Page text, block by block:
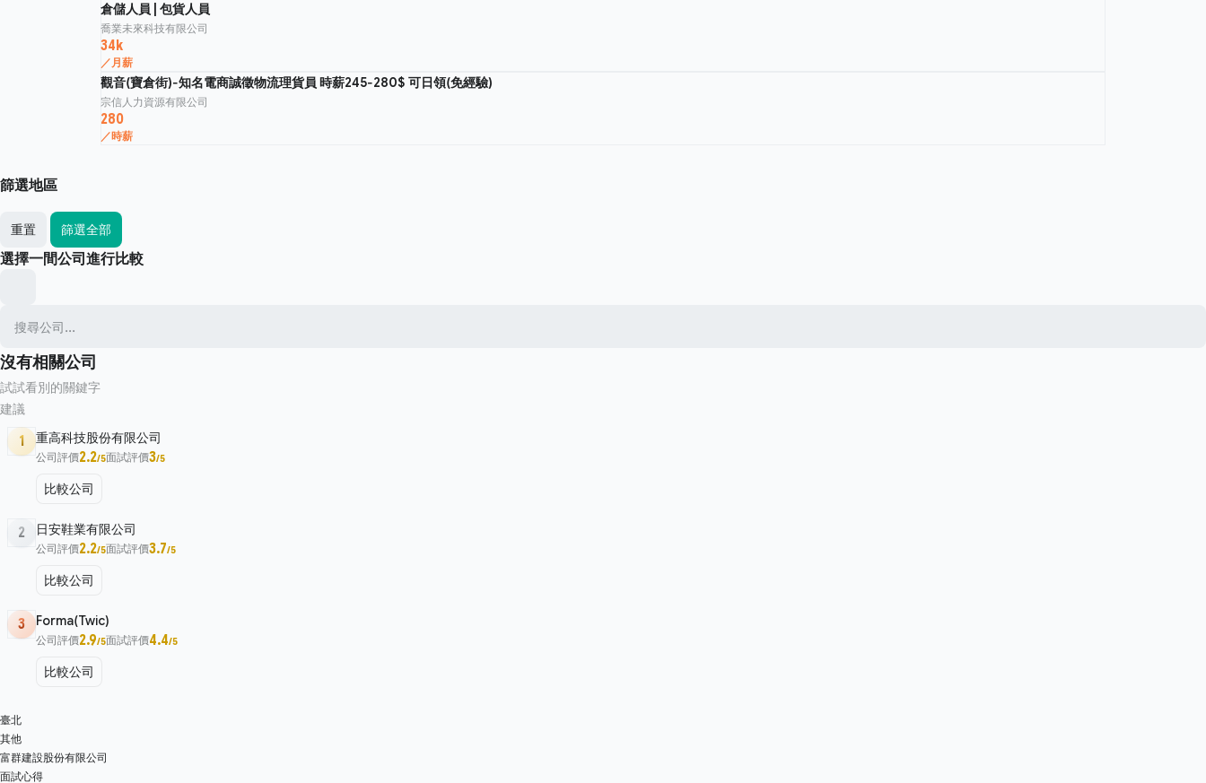
倉儲人員 | 包貨人員
喬業未來科技有限公司
34k
／月薪
觀音(寶倉街)-知名電商誠徵物流理貨員 時薪245-280$ 可日領(免經驗)
宗信人力資源有限公司
280
／時薪
篩選地區
重置 篩選全部
選擇一間公司進行比較
沒有相關公司
試試看別的關鍵字
建議
1 重高科技股份有限公司
公司評價2.2/5面試評價3/5
比較公司
2 日安鞋業有限公司
公司評價2.2/5面試評價3.7/5
比較公司
3 Forma(Twic)
公司評價2.9/5面試評價4.4/5
比較公司
臺北
其他
富群建設股份有限公司
面試心得